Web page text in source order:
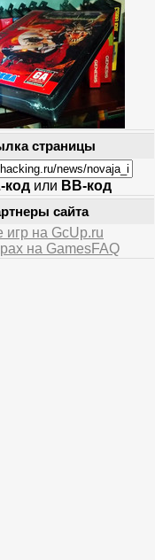
страницы
код или BB-код
сайта
игр на GcUp.ru
на GamesFAQ